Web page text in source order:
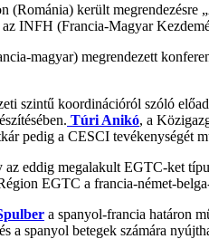
(Románia) került
INFH (Francia-Magyar
magyar) megrendezett
szintű koordinációról szóló
Túri Anikó, a
pedig a CESCI tevékenységét
eddig megalakult EGTC-ket
EGTC a francia-német-
a spanyol-francia határon
a spanyol betegek számára